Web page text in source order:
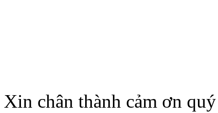
Xin chân thành cảm ơn